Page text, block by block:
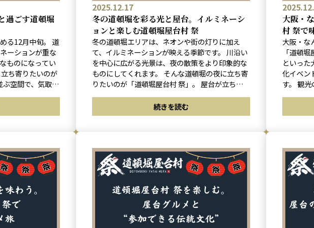
過ごす道頓堀
る12月中旬。 道
ーションが重な
ものになってい
ぶ空間で、気取ら
2025.12.17
冬の道頓堀を彩る光と屋台。イルミネーシ
ョンと楽しむ道頓堀屋台村 祭
冬の道頓堀エリアは、ネオンや街の灯りに加え
て、イルミネーションが映える季節です。 川沿い
を中心に広がる光景は、夜の散策をより印象的な
ものにしてくれます。 そんな道頓堀の夜に立ち寄
りたいのが「道頓堀屋台村 祭」。 屋台が立ち並ぶ
の景色を味わうことができます。
続きを読む
大阪・
村 祭で
大阪・な
「道頓
といった
化イベン
す。 観光の合間にふらっと立ち寄れる気軽さと、
らしい